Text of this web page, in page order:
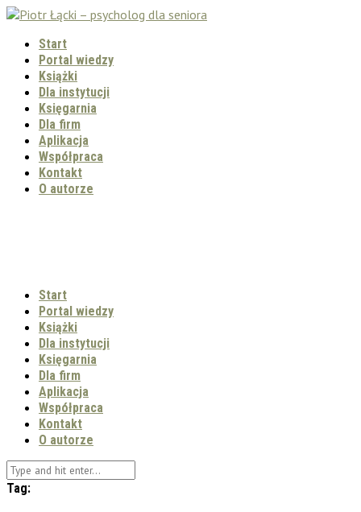
Start
Portal wiedzy
Książki
Dla instytucji
Księgarnia
Dla firm
Aplikacja
Współpraca
Kontakt
O autorze
Start
Portal wiedzy
Książki
Dla instytucji
Księgarnia
Dla firm
Aplikacja
Współpraca
Kontakt
O autorze
Tag: